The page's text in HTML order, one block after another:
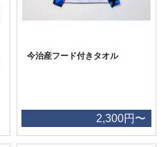
今治産フード付きタオル
2,300円〜